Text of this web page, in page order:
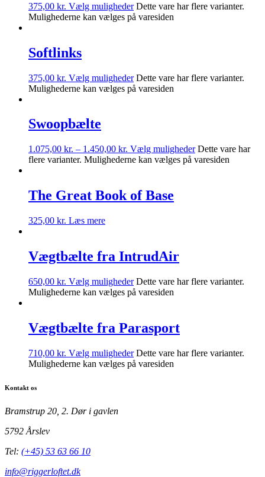
375,00 kr. Vælg muligheder Dette vare har flere varianter.
Mulighederne kan vælges på varesiden
Softlinks
375,00 kr. Vælg muligheder Dette vare har flere varianter.
Mulighederne kan vælges på varesiden
Swoopbælte
1.075,00 kr. – 1.450,00 kr. Vælg muligheder Dette vare har
flere varianter. Mulighederne kan vælges på varesiden
The Great Book of Base
325,00 kr. Læs mere
Vægtbælte fra IntrudAir
650,00 kr. Vælg muligheder Dette vare har flere varianter.
Mulighederne kan vælges på varesiden
Vægtbælte fra Parasport
710,00 kr. Vælg muligheder Dette vare har flere varianter.
Mulighederne kan vælges på varesiden
Kontakt os
Bramstrup 20, 2. Dør i gavlen
5792 Årslev
Tel: (+45) 53 63 66 10
info@riggerloftet.dk